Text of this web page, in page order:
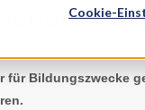
Cookie-
Bildungszwecke